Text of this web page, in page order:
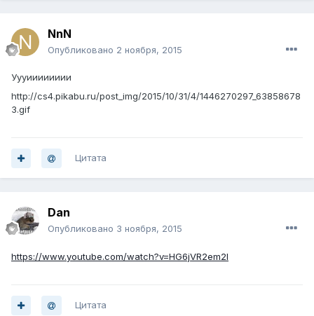
NnN
Опубликовано 2 ноября, 2015
Уууииииииии
http://cs4.pikabu.ru/post_img/2015/10/31/4/1446270297_63858678
3.gif
Цитата
Dan
Опубликовано 3 ноября, 2015
https://www.youtube.com/watch?v=HG6jVR2em2I
Цитата